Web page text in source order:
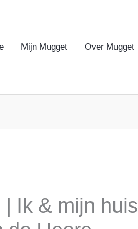
Mijn Mugget Over Mugget
| Ik & mijn huis